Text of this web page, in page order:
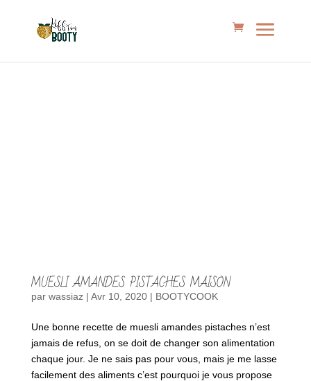
MUESLI AMANDES PISTACHES MAISON
par wassiaz| Avr 10, 2020| BOOTYCOOK
Une bonne recette de muesli amandes pistaches n’est
jamais de refus, on se doit de changer son alimentation
chaque jour. Je ne sais pas pour vous, mais je me lasse
facilement des aliments c’est pourquoi je vous propose